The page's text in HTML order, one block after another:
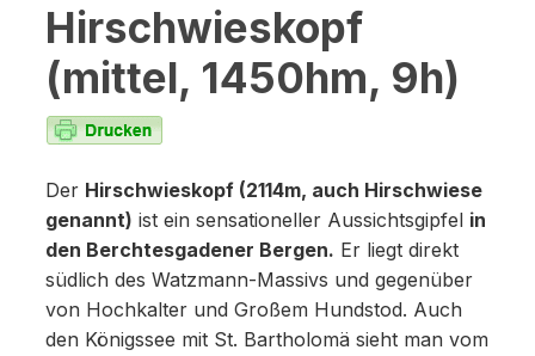
Hirschwieskopf
(mittel, 1450hm, 9h)
Der Hirschwieskopf (2114m, auch Hirschwiese
genannt) ist ein sensationeller Aussichtsgipfel in
den Berchtesgadener Bergen. Er liegt direkt
südlich des Watzmann-Massivs und gegenüber
von Hochkalter und Großem Hundstod. Auch
den Königssee mit St. Bartholomä sieht man vom